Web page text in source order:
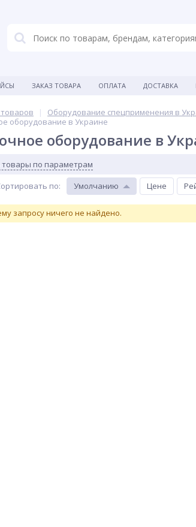
ЗАКАЗ ТОВАРА ОПЛАТА ДОСТАВКА
Оборудование спецприменения в
оборудование в Украине
оборудование в
по параметрам
по: Умолчанию Цене
запросу ничего не найдено.